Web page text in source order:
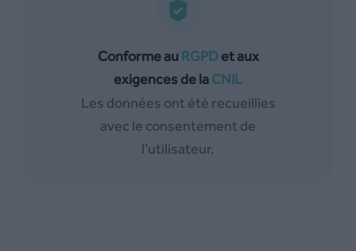
Conforme auRGPDet aux
exigences de laCNIL
Les données ont été recueillies
avec le consentement de
l’utilisateur.